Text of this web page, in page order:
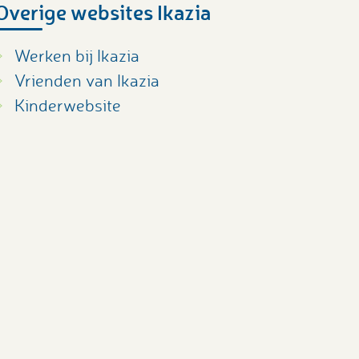
websites Ikazia
Werken bij Ikazia
Vrienden van Ikazia
Kinderwebsite